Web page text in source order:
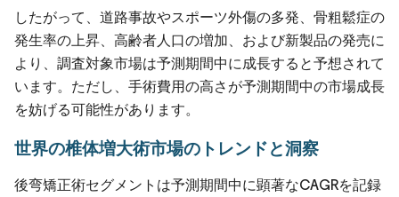
したがって、道路事故やスポーツ外傷の多発、骨粗鬆症の
発生率の上昇、高齢者人口の増加、および新製品の発売に
より、調査対象市場は予測期間中に成長すると予想されて
います。ただし、手術費用の高さが予測期間中の市場成長
を妨げる可能性があります。
世界の椎体増大術市場のトレンドと洞察
後弯矯正術セグメントは予測期間中に顕著なCAGRを記録